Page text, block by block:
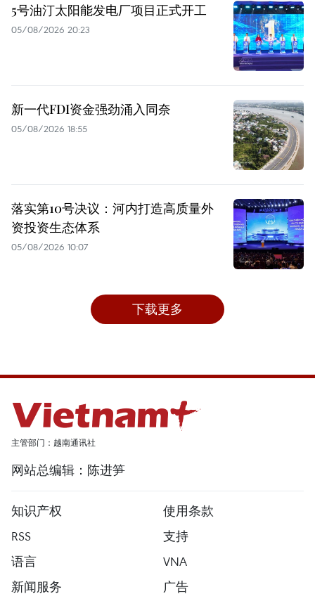
5号油汀太阳能发电厂项目正式开工
05/08/2026 20:23
新一代FDI资金强劲涌入同奈
05/08/2026 18:55
落实第10号决议：河内打造高质量外
资投资生态体系
05/08/2026 10:07
下载更多
主管部门：越南通讯社
网站总编辑：陈进笋
知识产权
使用条款
RSS
支持
语言
VNA
新闻服务
广告